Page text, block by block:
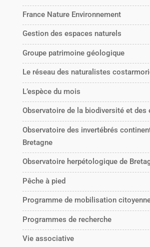
France Nature Environnement
Gestion des espaces naturels
Groupe patrimoine géologique
Le réseau des naturalistes
L’espèce du mois
Observatoire de la biodiversité et des
Observatoire des invertébrés
Bretagne
Observatoire herpétologique de
Pêche à pied
Programme de mobilisation
Programmes de recherche
Vie associative